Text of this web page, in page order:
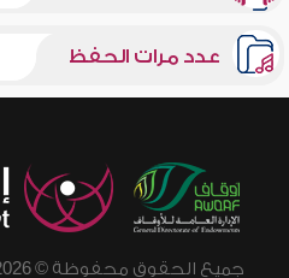
عدد مرات الحفظ
جميع الحقوق محفوظة © 2026 - 1998 لشبكة إسلام ويب